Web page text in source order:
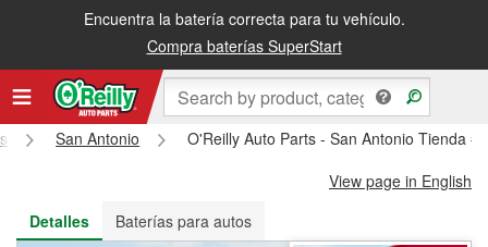
Encuentra la batería correcta para tu vehículo.
Compra baterías SuperStart
Recibe tu orden gratis al día siguiente o recógela en la tienda
San Antonio
O'Reilly Auto Parts - San Antonio Tienda
View page in English
Detalles
Baterías para autos